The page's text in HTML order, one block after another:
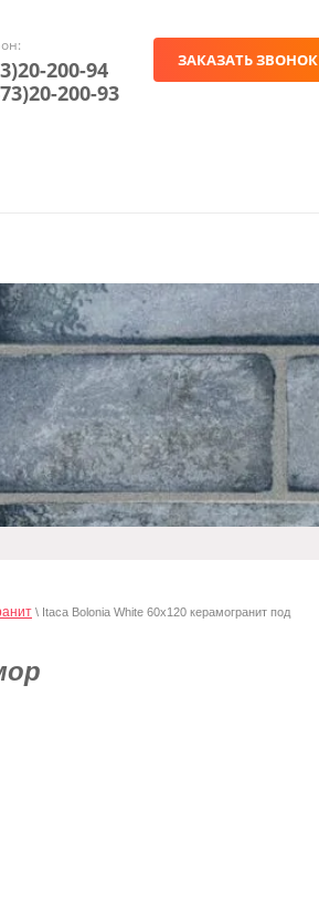
200-94
200-93
ЗАКАЗАТЬ ЗВОНОК
\ Itaca Bolonia White 60х120 керамогранит под